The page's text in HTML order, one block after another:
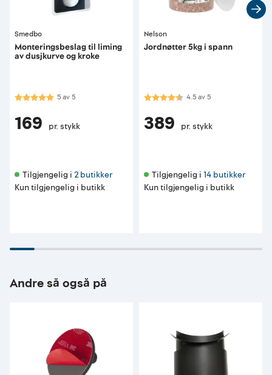
Smedbo
Monteringsbeslag til liming
av dusjkurve og kroke
Karakter:5.0 av 5 mulige
5av5
169 pr. stykk
Tilgjengelig i 2 butikker
Kun tilgjengelig i butikk
Nelson
Jordnøtter 5kg i spann
Karakter:4.5 av 5 mulige
4.5av5
389 pr. stykk
Tilgjengelig i 14 butikker
Kun tilgjengelig i butikk
Andre så også på